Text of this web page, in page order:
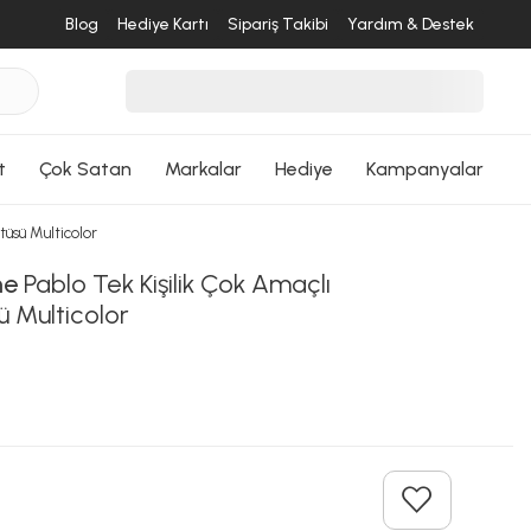
Blog Hediye Kartı Sipariş Takibi Yardım & Destek
Çok Satan Markalar Hediye Kampanyalar
Dön
Multicolor
Pablo Tek Kişilik Çok Amaçlı
Multicolor